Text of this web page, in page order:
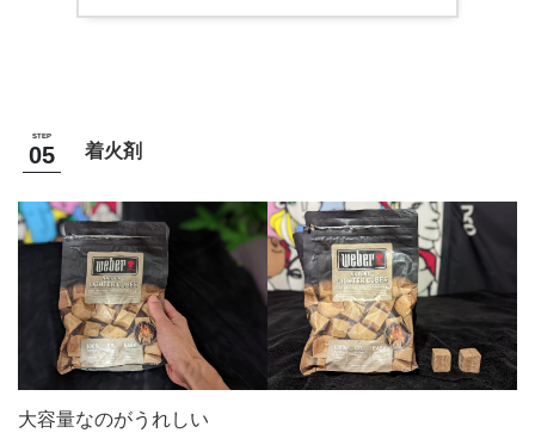
着火剤
大容量なのがうれしい